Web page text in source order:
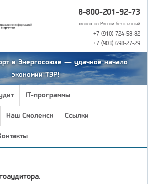
8-800-201-92-73
звонок по России бесплатный
+7 (910) 724-58-82
+7 (903) 698-27-29
в Энергосоюзе — удачное начало
экономии ТЭР!
IT-программы
Наш Смоленск Ссылки